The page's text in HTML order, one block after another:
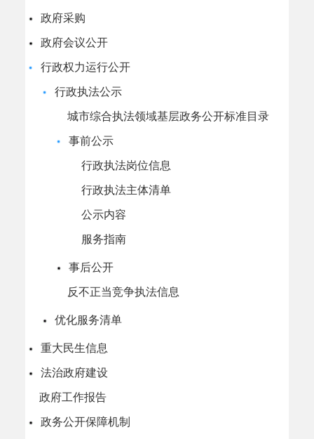
政府采购
政府会议公开
行政权力运行公开
行政执法公示
城市综合执法领域基层政务公开标准目录
事前公示
行政执法岗位信息
行政执法主体清单
公示内容
服务指南
事后公开
反不正当竞争执法信息
优化服务清单
重大民生信息
法治政府建设
政府工作报告
政务公开保障机制